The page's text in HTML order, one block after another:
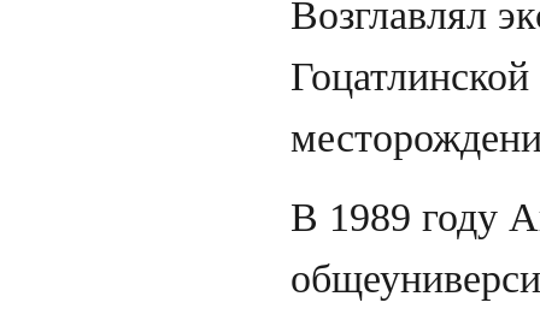
Возглавлял
В 1989 году